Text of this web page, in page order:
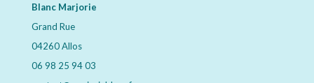
Blanc Marjorie
Grand Rue
04260 Allos
06 98 25 94 03